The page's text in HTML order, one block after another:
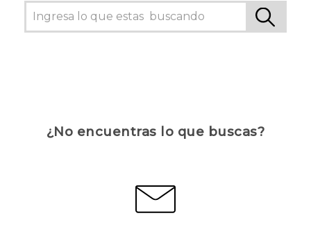
¿No encuentras lo que buscas?